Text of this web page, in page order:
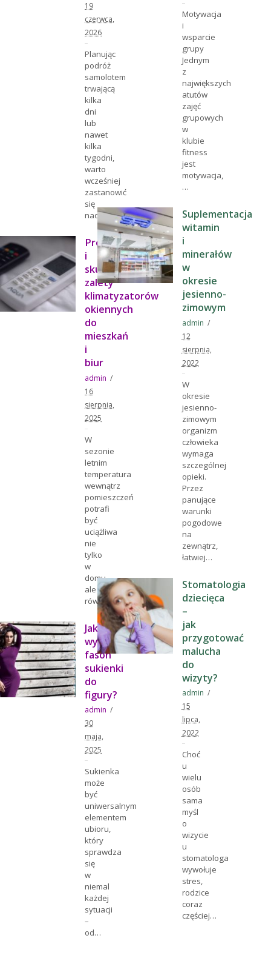
19
czerwca,
2026
Planując
podróż
samolotem
trwającą
kilka
dni
lub
nawet
kilka
tygodni,
warto
wcześniej
zastanowić
się
nad…
Prosto
i
skutecznie:
zalety
klimatyzatorów
okiennych
do
mieszkań
i
biur
admin
16
sierpnia,
2025
W
sezonie
letnim
temperatura
wewnątrz
pomieszczeń
potrafi
być
uciążliwa
nie
tylko
w
domu,
ale
również…
Jak
wybrać
fason
sukienki
do
figury?
admin
30
maja,
2025
Sukienka
może
być
uniwersalnym
elementem
ubioru,
który
sprawdza
się
w
niemal
każdej
sytuacji
–
od…
Motywacja
i
wsparcie
grupy
Jednym
z
największych
atutów
zajęć
grupowych
w
klubie
fitness
jest
motywacja,
…
Suplementacja
witamin
i
minerałów
w
okresie
jesienno-
zimowym
admin
12
sierpnia,
2022
W
okresie
jesienno-
zimowym
organizm
człowieka
wymaga
szczególnej
opieki.
Przez
panujące
warunki
pogodowe
na
zewnątrz,
łatwiej…
Stomatologia
dziecięca
–
jak
przygotować
malucha
do
wizyty?
admin
15
lipca,
2022
Choć
u
wielu
osób
sama
myśl
o
wizycie
u
stomatologa
wywołuje
stres,
rodzice
coraz
częściej…